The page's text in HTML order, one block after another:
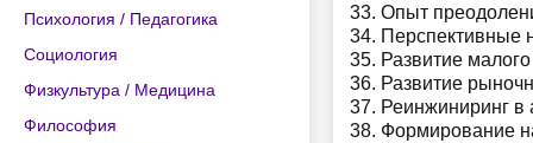
Психология / Педагогика
Социология
Физкультура / Медицина
Философия
Опыт
Перспективные
Развитие
Развитие
Реинжиниринг в
Формирование